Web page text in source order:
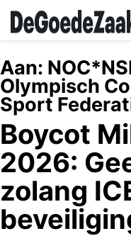
Skip
main
content
Aan:
Olympisch
Sport
Boycot
2026:
zolang